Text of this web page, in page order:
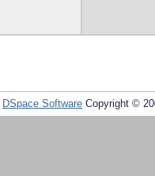
DSpace Software Copyright ©